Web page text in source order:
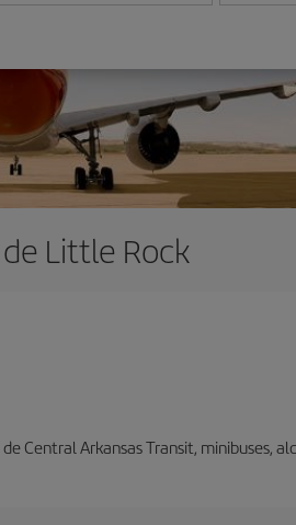
Little Rock
Central Arkansas Transit, minibuses,